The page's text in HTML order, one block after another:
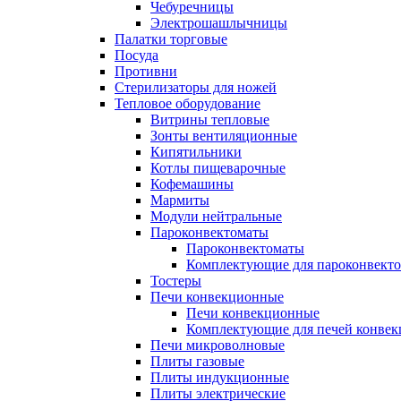
Чебуречницы
Электрошашлычницы
Палатки торговые
Посуда
Противни
Стерилизаторы для ножей
Тепловое оборудование
Витрины тепловые
Зонты вентиляционные
Кипятильники
Котлы пищеварочные
Кофемашины
Мармиты
Модули нейтральные
Пароконвектоматы
Пароконвектоматы
Комплектующие для
Тостеры
Печи конвекционные
Печи конвекционные
Комплектующие для печей
Печи микроволновые
Плиты газовые
Плиты индукционные
Плиты электрические